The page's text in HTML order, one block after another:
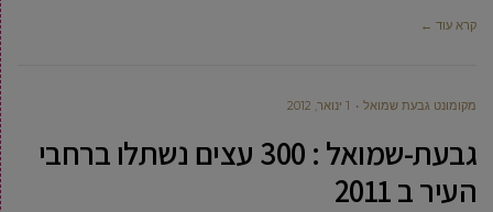
קרא עוד ←
מקומונט גבעת שמואל 1 ינואר, 2012
גבעת-שמואל : 300 עצים נשתלו ברחבי
העיר ב 2011